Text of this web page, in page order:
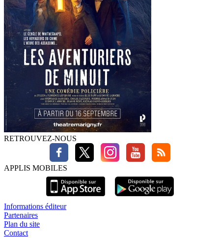
RETROUVEZ-NOUS
APPLIS MOBILES
Informations éditeur
Partenaires
Plan du site
Contact